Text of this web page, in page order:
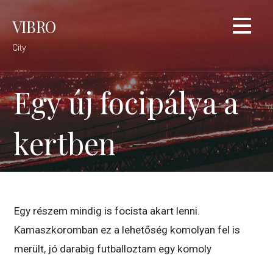
VIBRO
City
Egy új focipálya a
kertben
Egy részem mindig is focista akart lenni.
Kamaszkoromban ez a lehetőség komolyan fel is
merült, jó darabig futballoztam egy komoly